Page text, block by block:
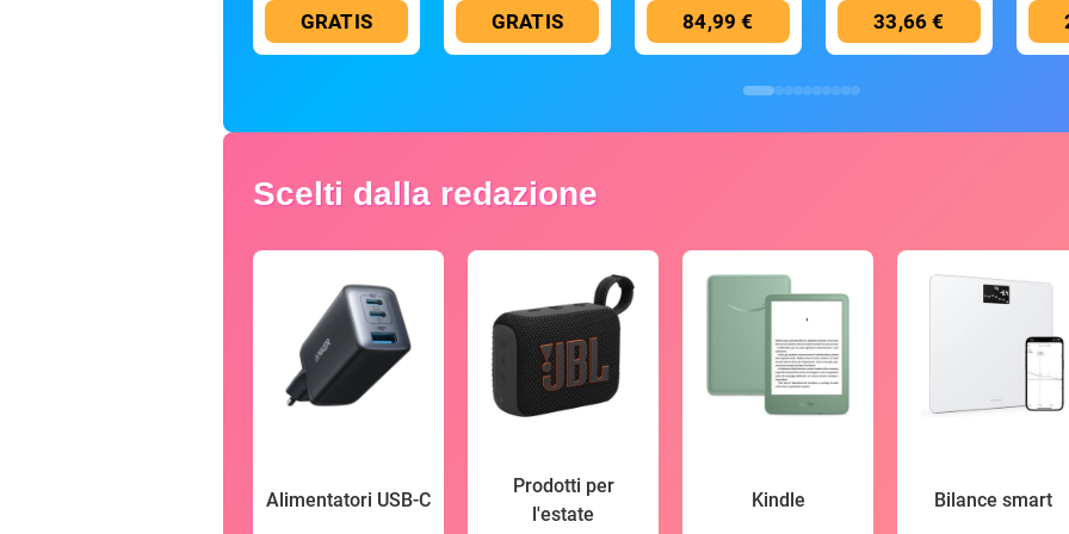
GRATIS GRATIS 84,99 € 33,66 €
Scelti dalla redazione
Alimentatori USB-C
Prodotti per
l'estate
Kindle Bilance smart